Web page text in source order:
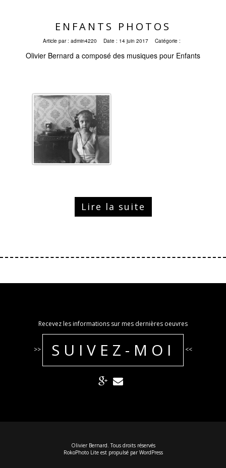
ENFANTS PHOTOS
Article par : admin4220 Date : 14 juin 2017 Catégorie :
Olivier Bernard a composé des musiques pour Enfants
Lire la suite
Recevez les informations sur mes dernières oeuvres
>> SUIVEZ-MOI <<
Olivier Bernard. Tous droits réservés
RokoPhoto Liteest propulsé par WordPress